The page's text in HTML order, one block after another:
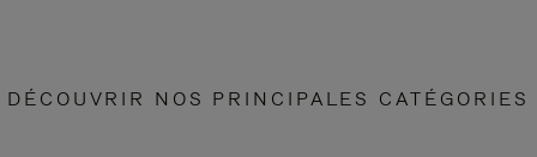
DÉCOUVRIR NOS PRINCIPALES CATÉGORIES